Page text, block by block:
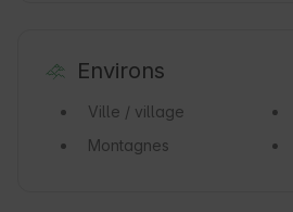
Environs
Ville / village
Montagnes